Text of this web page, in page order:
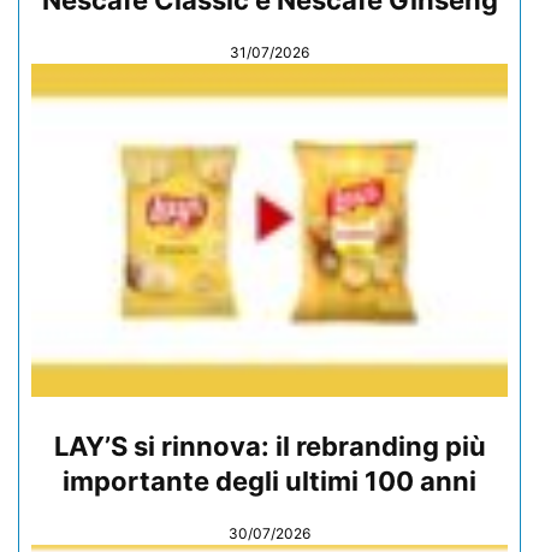
31/07/2026
LAY’S si rinnova: il rebranding più
importante degli ultimi 100 anni
30/07/2026